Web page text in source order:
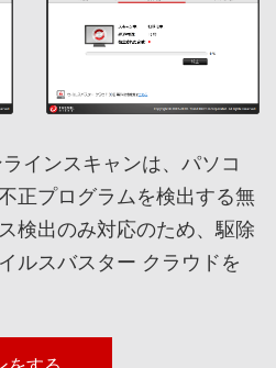
インスキャンは、パソコ
正プログラムを検出する無
検出のみ対応のため、駆除
ルスバスター クラウドを